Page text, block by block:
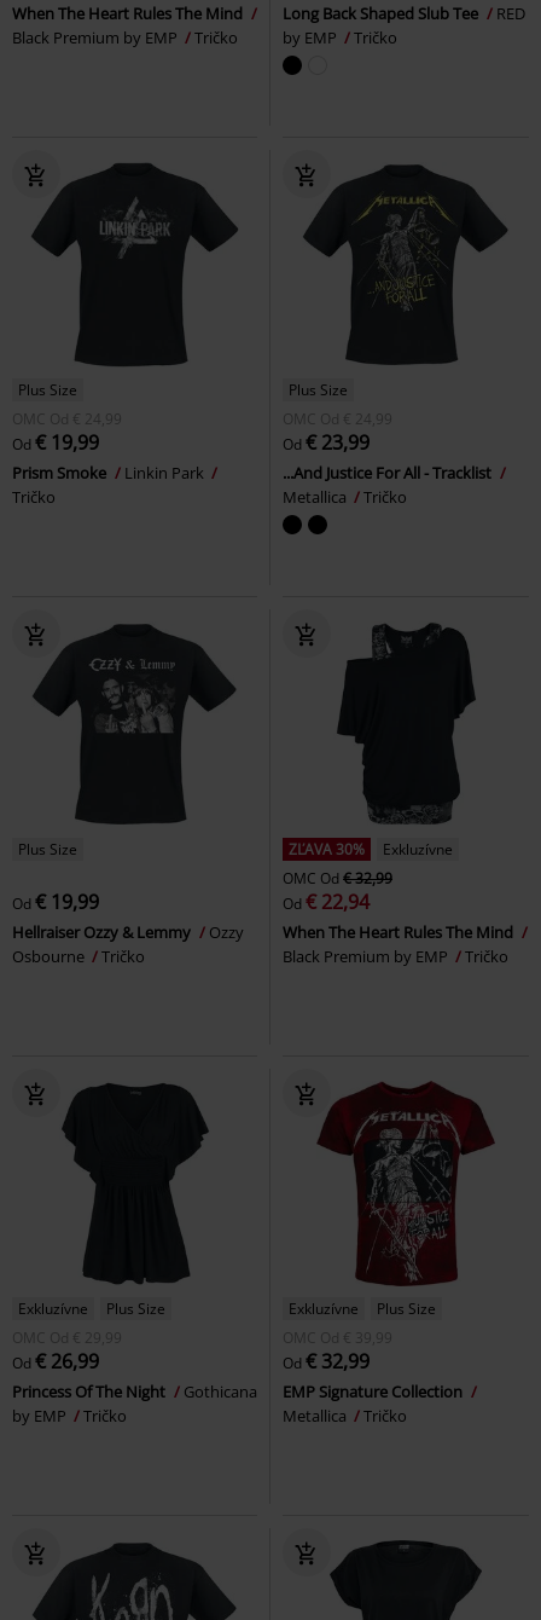
When The Heart Rules The Mind
Black Premium by EMP
Tričko
Long Back Shaped Slub Tee
RED
by EMP
Tričko
Plus Size
OMC Od € 24,99
Od € 19,99
Prism Smoke
Linkin Park
Tričko
Plus Size
OMC Od € 24,99
Od € 23,99
...And Justice For All - Tracklist
Metallica
Tričko
Plus Size
Od € 19,99
Hellraiser Ozzy & Lemmy
Ozzy
Osbourne
Tričko
ZĽAVA 30%
Exkluzívne
OMC Od € 32,99
Od € 22,94
When The Heart Rules The Mind
Black Premium by EMP
Tričko
Exkluzívne
Plus Size
OMC Od € 29,99
Od € 26,99
Princess Of The Night
Gothicana
by EMP
Tričko
Exkluzívne
Plus Size
OMC Od € 39,99
Od € 32,99
EMP Signature Collection
Metallica
Tričko